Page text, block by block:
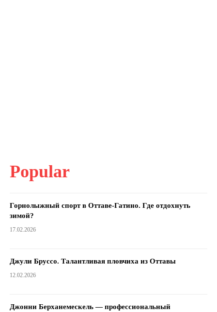
Popular
Горнолыжный спорт в Оттаве-Гатино. Где отдохнуть
зимой?
17.02.2026
Джули Бруссо. Талантливая пловчиха из Оттавы
12.02.2026
Джонни Берханемескель — профессиональный